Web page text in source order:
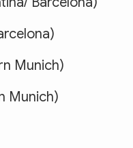
Munich)
Munich)